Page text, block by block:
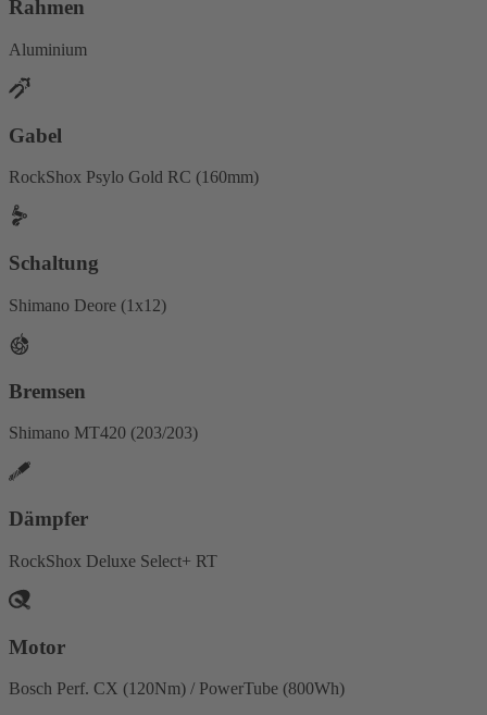
Rahmen
Aluminium
Gabel
RockShox Psylo Gold RC (160mm)
Schaltung
Shimano Deore (1x12)
Bremsen
Shimano MT420 (203/203)
Dämpfer
RockShox Deluxe Select+ RT
Motor
Bosch Perf. CX (120Nm) / PowerTube (800Wh)